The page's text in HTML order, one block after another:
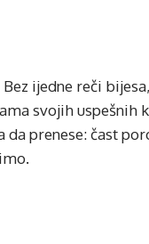
ijedne reči
svojih uspešnih
prenese: čast